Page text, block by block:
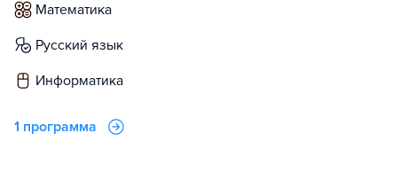
математика
русский язык
информатика
1 программа